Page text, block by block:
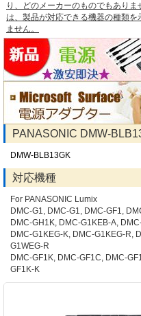
り、どのメーカーのものでもあり
は、製品が対応できる機器の種類
ません。
PANASONIC DMW-
DMW-BLB13GK
対応機種
For PANASONIC Lumix
DMC-G1, DMC-G1, DMC-GF1,
DMC-GH1K, DMC-G1KEB-A,
DMC-G1KEG-K, DMC-G1KEG-R,
G1WEG-R
DMC-GF1K, DMC-GF1C, DMC-
GF1K-K